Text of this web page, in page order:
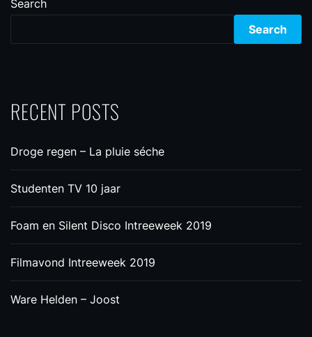
Search
Search
RECENT POSTS
Droge regen – La pluie séche
Studenten TV 10 jaar
Foam en Silent Disco Intreeweek 2019
Filmavond Intreeweek 2019
Ware Helden – Joost